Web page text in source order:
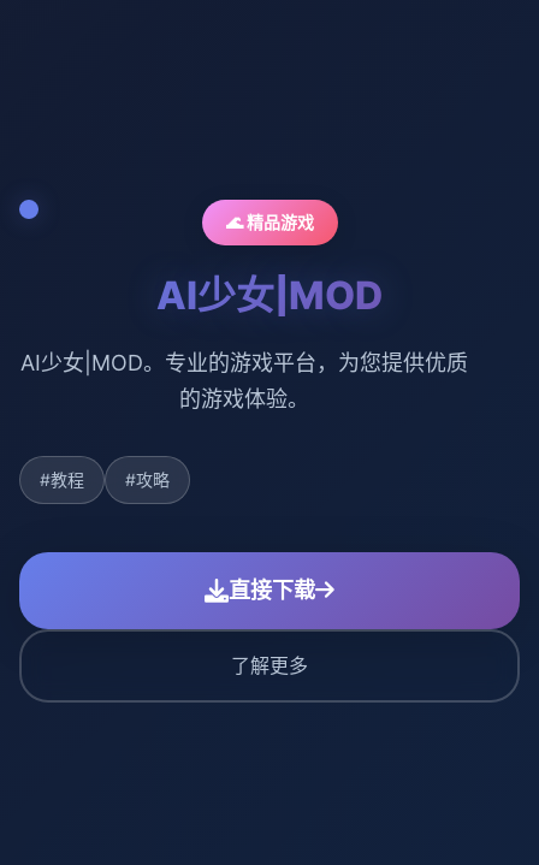
🌊 精品游戏
AI少女|MOD
AI少女|MOD。专业的游戏平台，为您提供优质
的游戏体验。
#教程 #攻略
直接下载
了解更多